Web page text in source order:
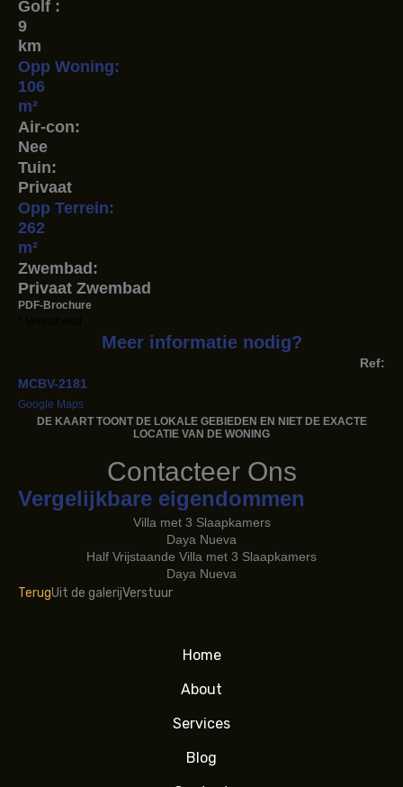
Golf :
9
km
Opp Woning:
106
m²
Air-con:
Nee
Tuin:
Privaat
Opp Terrein:
262
m²
Zwembad:
Privaat Zwembad
PDF-Brochure
Meer informatie nodig?
Ref:
MCBV-2181
Google Maps
DE KAART TOONT ​​DE LOKALE GEBIEDEN EN NIET DE EXACTE
LOCATIE VAN DE WONING
Contacteer Ons
Vergelijkbare eigendommen
Villa met 3 Slaapkamers
Daya Nueva
Half Vrijstaande Villa met 3 Slaapkamers
Daya Nueva
TerugUit de galerijVerstuur
Home
About
Services
Blog